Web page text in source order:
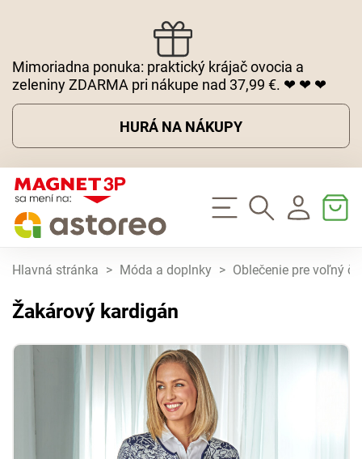
Mimoriadna ponuka: praktický krájač ovocia a
zeleniny ZDARMA pri nákupe nad 37,99 €. ❤ ❤ ❤
HURÁ NA NÁKUPY
Hlavná stránka > Móda a doplnky > Oblečenie pre voľný
Žakárový kardigán